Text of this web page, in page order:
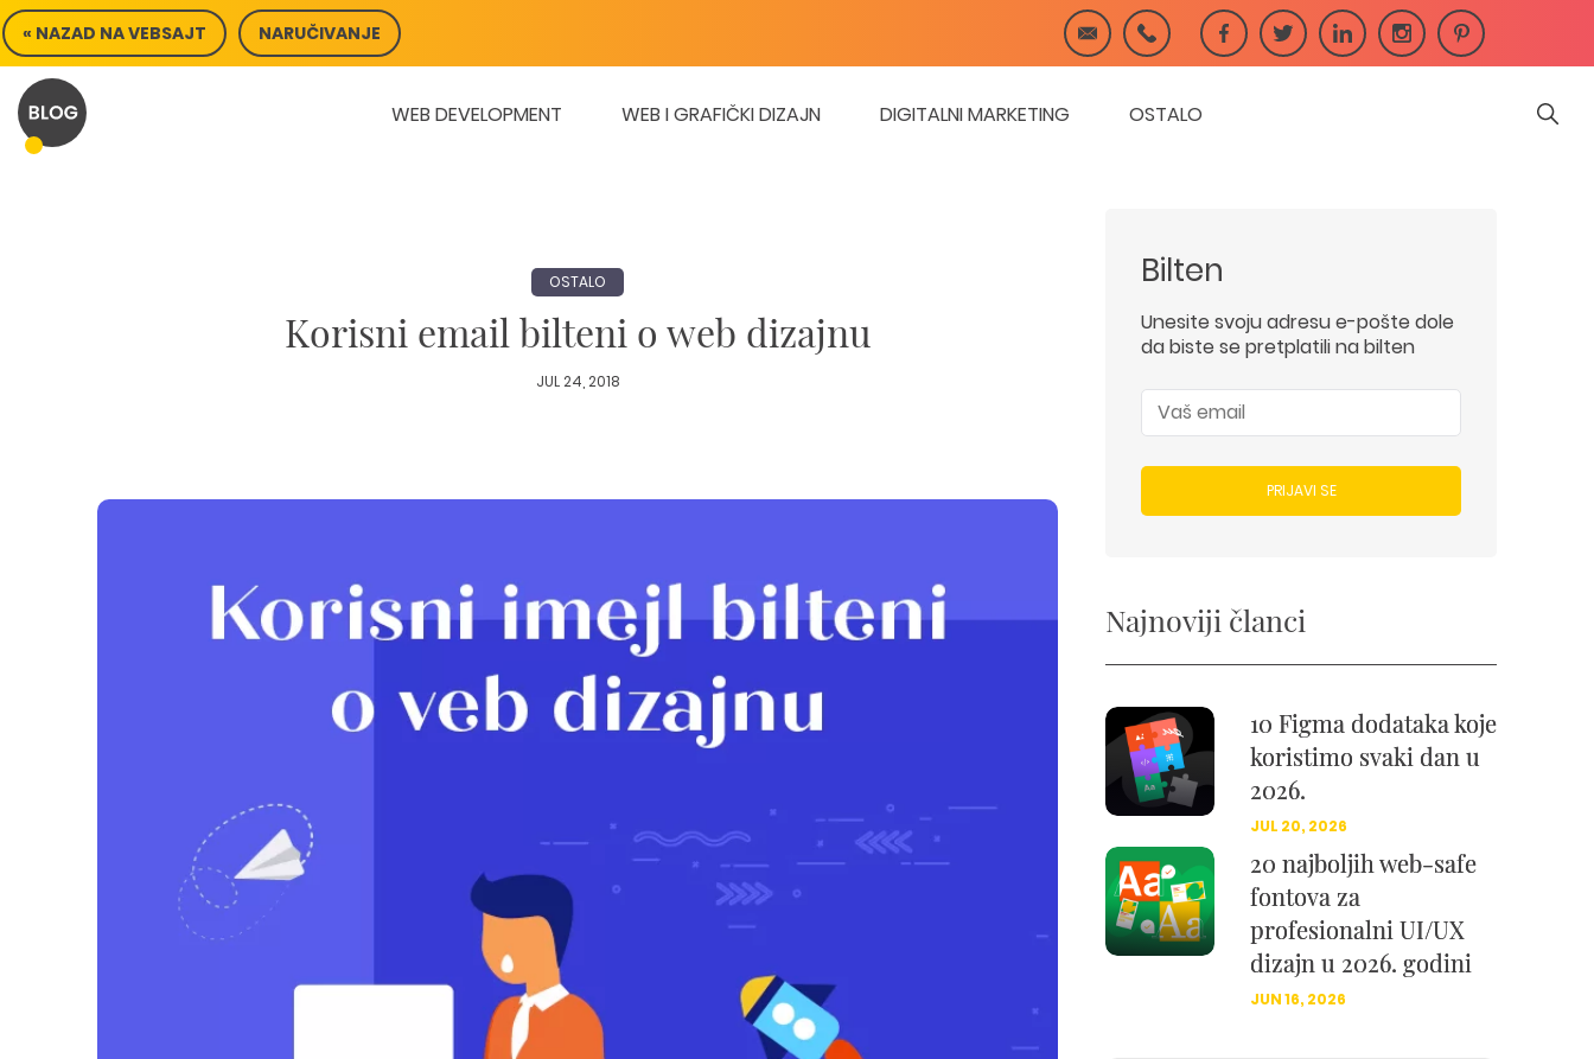
Skip
to
content
« NAZAD NA VEBSAJT NARUČIVANJE
WEB DEVELOPMENT WEB I GRAFIČKI DIZAJN DIGITALNI MARKETING OSTALO
OSTALO
Korisni email bilteni o web dizajnu
JUL 24, 2018
Bilten
Unesite svoju adresu e-pošte dole
da biste se pretplatili na bilten
PRIJAVI SE
Najnoviji članci
10 Figma dodataka koje
koristimo svaki dan u
2026.
JUL 20, 2026
20 najboljih web-safe
fontova za
profesionalni UI/UX
dizajn u 2026. godini
JUN 16, 2026